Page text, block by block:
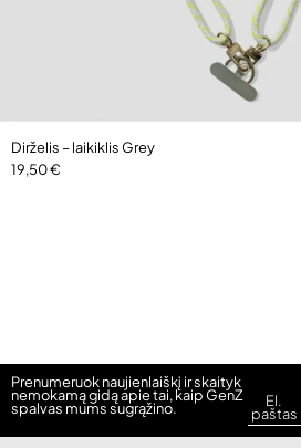
Dirželis – laikiklis Grey
19,50€
Prenumeruok naujienlaiškį ir skaityk
nemokamą gidą apie tai, kaip GenZ
spalvas mums sugrąžino. El.
paštas